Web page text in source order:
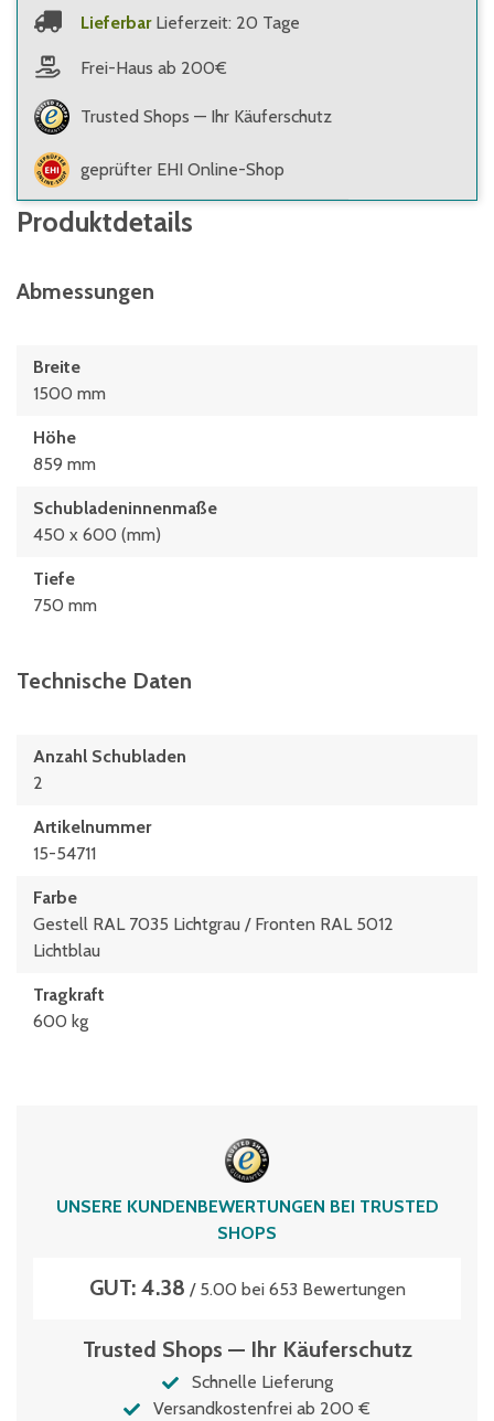
Lieferbar Lieferzeit: 20 Tage
Frei-Haus ab 200€
Trusted Shops — Ihr Käuferschutz
geprüfter EHI Online-Shop
Produktdetails
Abmessungen
Breite
1500 mm
Höhe
859 mm
Schubladeninnenmaße
450 x 600 (mm)
Tiefe
750 mm
Technische Daten
Anzahl Schubladen
2
Artikelnummer
15-54711
Farbe
Gestell RAL 7035 Lichtgrau / Fronten RAL 5012
Lichtblau
Tragkraft
600 kg
UNSERE KUNDENBEWERTUNGEN BEI TRUSTED
SHOPS
GUT: 4.38 / 5.00 bei 653 Bewertungen
Trusted Shops — Ihr Käuferschutz
Schnelle Lieferung
Versandkostenfrei ab 200 €